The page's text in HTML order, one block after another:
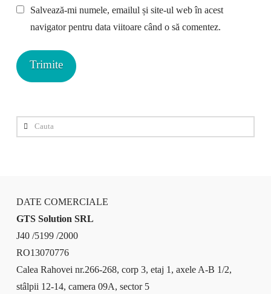
Salvează-mi numele, emailul și site-ul web în acest
navigator pentru data viitoare când o să comentez.
Cauta
DATE COMERCIALE
GTS Solution SRL
J40 /5199 /2000
RO13070776
Calea Rahovei nr.266-268, corp 3, etaj 1, axele A-B 1/2,
stâlpii 12-14, camera 09A, sector 5